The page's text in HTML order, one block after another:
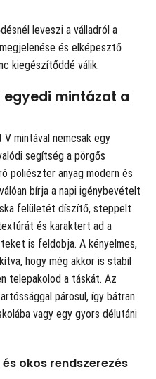
leveszi a válladról a
és elképesztő
kiegészítőddé válik.
egyedi mintázat a
mintával nemcsak egy
segítség a pörgős
poliészter anyag modern és
bírja a napi igénybevételt
felületét díszítő, steppelt
és karaktert ad a
is feldobja. A kényelmes,
hogy még akkor is stabil
telepakolod a táskát. Az
párosul, így bátran
vagy egy gyors délutáni
okos rendszerezés